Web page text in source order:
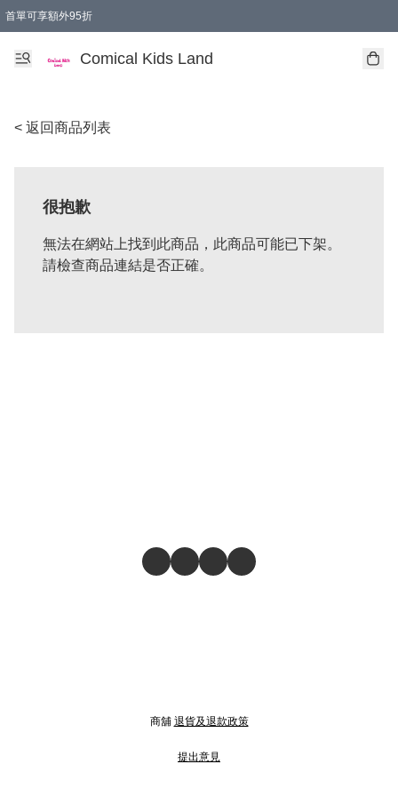
首單可享額外95折
Comical Kids Land
< 返回商品列表
很抱歉
無法在網站上找到此商品，此商品可能已下架。
請檢查商品連結是否正確。
商舖 退貨及退款政策
提出意見